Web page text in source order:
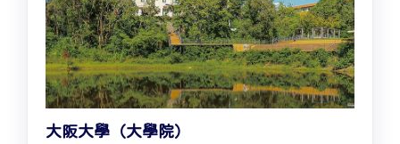
大阪大學（大學院）